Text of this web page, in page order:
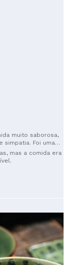
muito saborosa,
simpatia. Foi uma
mas a comida era